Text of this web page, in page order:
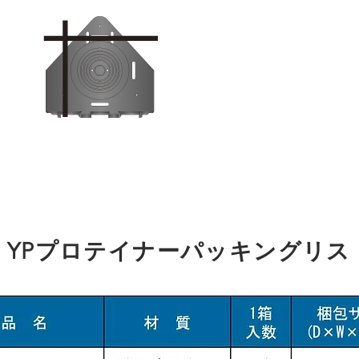
YPプロテイナーパッキングリス